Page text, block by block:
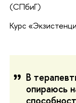
(СПбиГ)
Курс
В
опираюсь